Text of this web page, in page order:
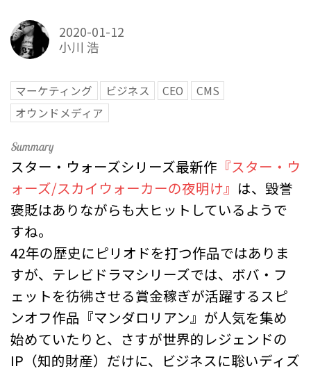
2020-01-12
小川 浩
マーケティング ビジネス CEO
CMS
オウンドメディア
スター・ウォーズシリーズ最新作 『スター・ウ
ォーズ/スカイウォーカーの夜明け』 は、毀誉
褒貶はありながらも大ヒットしているようで
すね。
42年の歴史にピリオドを打つ作品ではありま
すが、テレビドラマシリーズでは、ボバ・フ
ェットを彷彿させる賞金稼ぎが活躍するスピ
ンオフ作品『マンダロリアン』が人気を集め
始めていたりと、さすが世界的レジェンドの
IP（知的財産）だけに、ビジネスに聡いディズ